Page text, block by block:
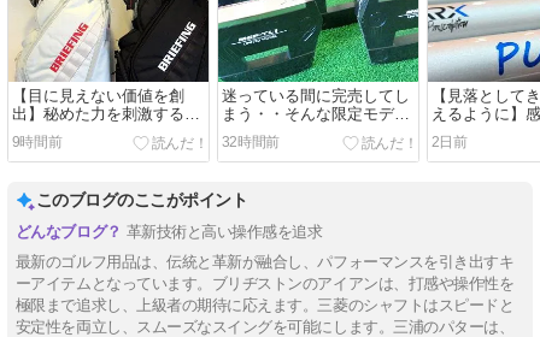
【目に見えない価値を創
出】秘めた力を刺激する武
器！
9時間前
迷っている間に完売してし
まう・・そんな限定モデル
です！
32時間前
【見落として
えるように】
瞬間を演出す
2日前
このブログのここがポイント
革新技術と高い操作感を追求
最新のゴルフ用品は、伝統と革新が融合し、パフォーマンスを引き出すキ
ーアイテムとなっています。ブリヂストンのアイアンは、打感や操作性を
極限まで追求し、上級者の期待に応えます。三菱のシャフトはスピードと
安定性を両立し、スムーズなスイングを可能にします。三浦のパターは、